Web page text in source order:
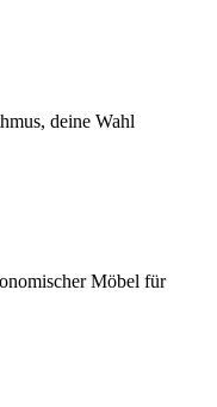
deine Wahl
Möbel für